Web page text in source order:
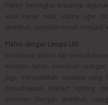
Plafon bertingkat biasanya
atau kamar tidur utama agar
demikian, tampilan rumah menjadi
Plafon dengan Lampu LED
Kombinasi plafon dan
modern. Selain membuat
juga menciptakan suasana
pencahayaan indirect lighting
premium. Dengan demikian,